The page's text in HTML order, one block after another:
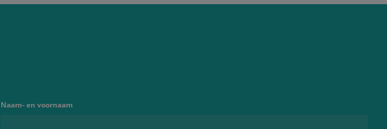
Naam- en voornaam